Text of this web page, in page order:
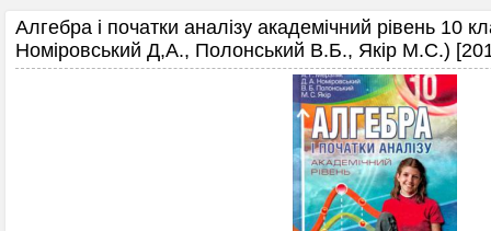
Алгебра і початки аналізу академічний рівень 10
Номіровський Д,А., Полонський В.Б., Якір М.С.)